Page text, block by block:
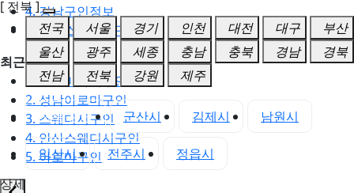
4. 강남구인정보
5. 동탄스웨디시구인
최근검색어
1. 일산마사지구인
2. 성남아로마구인
3. 스웨디시구인
4. 안산스웨디시구인
5. 아로마구인
[ 전북 ]
전국
서울 경기 인천 대전 대구
부산
울산
광주 세종 충남 충북 경남
경북
전남
전북 강원 제주
전북 전체 군산시 김제시 남원시
익산시 전주시
정읍시
상세